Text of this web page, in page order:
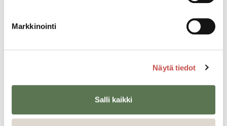
Markkinointi
Näytä tiedot
Salli kaikki
maankäyttöpalveluiden
kesälomatiedote
Kaavoitus 22.6.2026